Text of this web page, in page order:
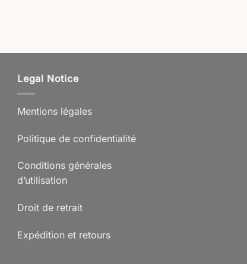
Legal Notice
Mentions légales
Politique de confidentialité
Conditions générales
d’utilisation
Droit de retrait
Expédition et retours